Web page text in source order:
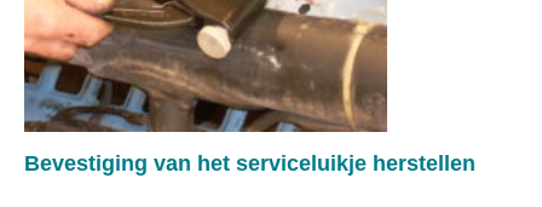
Bevestiging van het serviceluikje herstellen